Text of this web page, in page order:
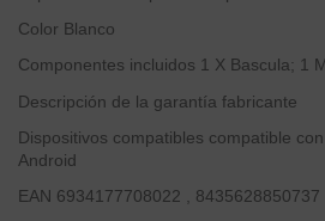
Color Blanco
Componentes incluidos 1 X Bascula; 1
Descripción de la garantía fabricante
Dispositivos compatibles compatible
Android
EAN 6934177708022 , 8435628850737